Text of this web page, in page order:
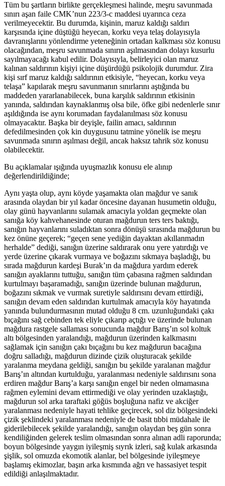
Tüm bu şartların birlikte gerçekleşmesi halinde, meşru savunmada
sınırı aşan faile CMK’nun 223/3-c maddesi uyarınca ceza
verilmeyecektir. Bu durumda, kişinin, maruz kaldığı saldırı
karşısında içine düştüğü heyecan, korku veya telaş dolayısıyla
davranışlarını yönlendirme yeteneğinin ortadan kalkması söz konusu
olacağından, meşru savunmada sınırın aşılmasından dolayı kusurlu
sayılmayacağı kabul edilir. Dolayısıyla, belirleyici olan maruz
kalınan saldırının kişiyi içine düşürdüğü psikolojik durumdur. Zira
kişi sırf maruz kaldığı saldırının etkisiyle, “heyecan, korku veya
telaşa” kapılarak meşru savunmanın sınırlarını aştığında bu
maddeden yararlanabilecek, buna karşılık saldırının etkisinin
yanında, saldırıdan kaynaklanmış olsa bile, öfke gibi nedenlerle sınır
aşıldığında ise aynı korumadan faydalanılması söz konusu
olmayacaktır. Başka bir deyişle, failin amacı, saldırının
defedilmesinden çok kin duygusunu tatmine yönelik ise meşru
savunmada sınırın aşılması değil, ancak haksız tahrik söz konusu
olabilecektir.
Bu açıklamalar ışığında uyuşmazlık konusu ele alınıp
değerlendirildiğinde;
Aynı yaşta olup, aynı köyde yaşamakta olan mağdur ve sanık
arasında olaydan bir yıl kadar öncesine dayanan husumetin olduğu,
olay günü hayvanlarını sulamak amacıyla yoldan geçmekte olan
sanığa köy kahvehanesinde oturan mağdurun ters ters baktığı,
sanığın hayvanlarını suladıktan sonra dönüşü sırasında mağdurun bu
kez önüne geçerek; “geçen sene yediğin dayaktan akıllanmadın
herhalde” dediği, sanığın üzerine saldırarak onu yere yatırdığı ve
yerde üzerine çıkarak vurmaya ve boğazını sıkmaya başladığı, bu
sırada mağdurun kardeşi Burak’ın da mağdura yardım ederek
sanığın ayaklarını tuttuğu, sanığın tüm çabasına rağmen saldırıdan
kurtulmayı başaramadığı, sanığın üzerinde bulunan mağdurun,
boğazını sıkmak ve vurmak suretiyle saldırısını devam ettirdiği,
sanığın devam eden saldırıdan kurtulmak amacıyla köy hayatında
yanında bulundurmasının mutad olduğu 8 cm. uzunluğundaki çakı
bıçağını sağ cebinden tek eliyle çıkarıp açtığı ve üzerinde bulunan
mağdura rastgele sallaması sonucunda mağdur Barış’ın sol koltuk
altı bölgesinden yaralandığı, mağdurun üzerinden kalkmasını
sağlamak için sanığın çakı bıçağını bu kez mağdurun bacağına
doğru salladığı, mağdurun dizinde çizik oluşturacak şekilde
yaralanma meydana geldiği, sanığın bu şekilde yaralanan mağdur
Barış’ın altından kurtulduğu, yaralanması nedeniyle saldırısını sona
erdiren mağdur Barış’a karşı sanığın engel bir neden olmamasına
rağmen eylemini devam ettirmediği ve olay yerinden uzaklaştığı,
mağdurun sol arka taraftaki göğüs boşluğuna nafiz ve akciğer
yaralanması nedeniyle hayati tehlike geçirecek, sol diz bölgesindeki
çizik şeklindeki yaralanması nedeniyle de basit tıbbi müdahale ile
giderilebilecek şekilde yaralandığı, sanığın olaydan beş gün sonra
kendiliğinden gelerek teslim olmasından sonra alınan adli raporunda;
boyun bölgesinde yaygın iyileşmiş sıyrık izleri, sağ kulak arkasında
şişlik, sol omuzda ekomotik alanlar, bel bölgesinde iyileşmeye
başlamış ekimozlar, başın arka kısmında ağrı ve hassasiyet tespit
edildiği anlaşılmaktadır.